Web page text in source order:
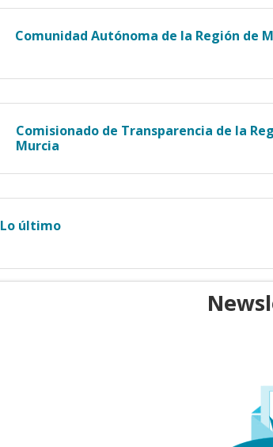
Comunidad Autónoma de la Región de
Comisionado de Transparencia de la
Murcia
Lo último